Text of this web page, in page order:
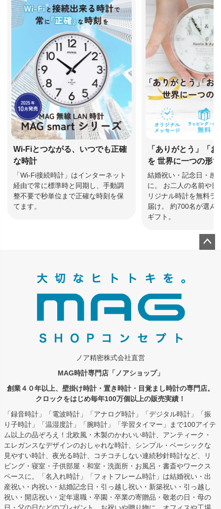
Wi-Fiとつながる、いつでも正確
な時計
「Wi-Fi接続時計」はインターネット
経由で常に標準時と同期し、手動調
整不要で秒単位まで正確な時刻を保
てます。
「ありがとう」「
を 世界に一つの形
結婚祝い・記念日・感
に。 お二人の名前や日
リジナル時計を無料ラ
届け。 約700名が選ん
ギフト。
ノア精密株式会社直営
MAG時計専門店「ノアショップ」
創業４０年以上、壁掛け時計・置き時計・目覚まし時計の専門店。
クロックをはじめ毎年100万個以上の販売実績！
「録音時計」「電波時計」「アナログ時計」「デジタル時計」「振
り子時計」「温湿度計」「腕時計」「学習タイマー」まで100アイテ
ム以上の品ぞろえ！北欧風・木製のかわいい時計、アンティーク・
エレガンスなデザインのおしゃれな時計、シンプル・ベーシックな
見やすい時計、夜光る時計、コチコチしない連続秒針時計など、リ
ビング・寝室・子供部屋・和室・洗面所・お風呂・書斎やワークス
ペースに。「名入れ時計」「フォトフレーム時計」は結婚祝い・出
産祝い・内祝い・結婚記念日・引っ越し祝い・新築祝い・引っ越し
祝い・開店祝い・定年退職・卒園・卒業の寄贈品・敬老の日・母の